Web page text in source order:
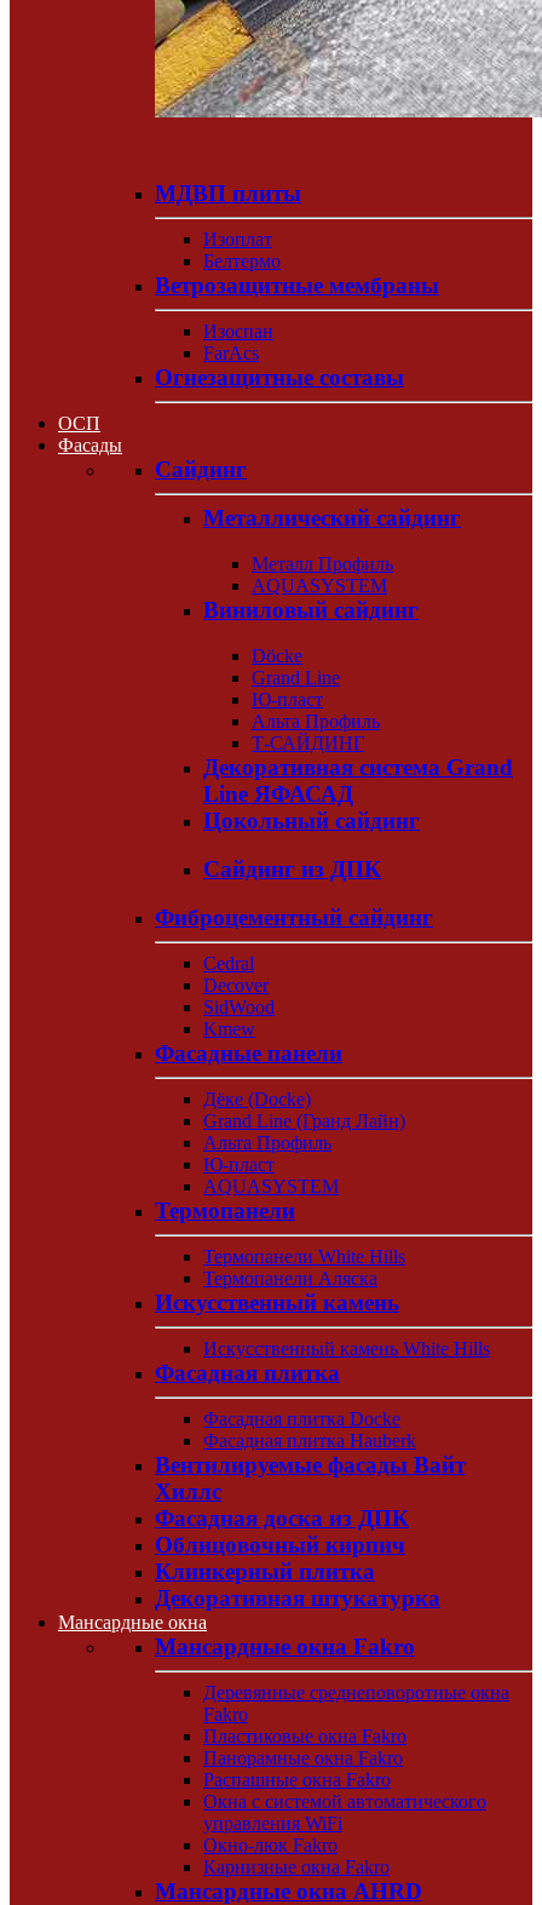
МДВП плиты
Изоплат
Белтермо
Ветрозащитные мембраны
Изоспан
FarAcs
Огнезащитные составы
ОСП
Фасады
Сайдинг
Металлический сайдинг
Металл Профиль
AQUASYSTEM
Виниловый сайдинг
Döcke
Grand Line
Ю-пласт
Альта Профиль
Т-САЙДИНГ
Декоративная система Grand
Line ЯФАСАД
Цокольный сайдинг
Сайдинг из ДПК
Фиброцементный сайдинг
Cedral
Decover
SidWood
Kmew
Фасадные панели
Дёке (Docke)
Grand Line (Гранд Лайн)
Альта Профиль
Ю-пласт
AQUASYSTEM
Термопанели
Термопанели White Hills
Термопанели Аляска
Искусственный камень
Искусственный камень White Hills
Фасадная плитка
Фасадная плитка Docke
Фасадная плитка Hauberk
Вентилируемые фасады Вайт
Хиллс
Фасадная доска из ДПК
Облицовочный кирпич
Клинкерный плитка
Декоративная штукатурка
Мансардные окна
Мансардные окна Fakro
Деревянные среднеповоротные окна
Fakro
Пластиковые окна Fakro
Панорамные окна Fakro
Распашные окна Fakro
Окна с системой автоматического
управления WiFi
Окно-люк Fakro
Карнизные окна Fakro
Мансардные окна AHRD